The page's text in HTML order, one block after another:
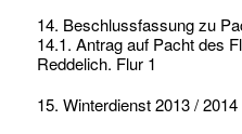
14. Beschlussfassung zu
14.1. Antrag auf Pacht des
Reddelich. Flur 1
15. Winterdienst 2013 / 2014